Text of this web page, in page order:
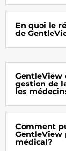
En quoi le
de
GentleView
gestion de
les
Comment
GentleView
médical?